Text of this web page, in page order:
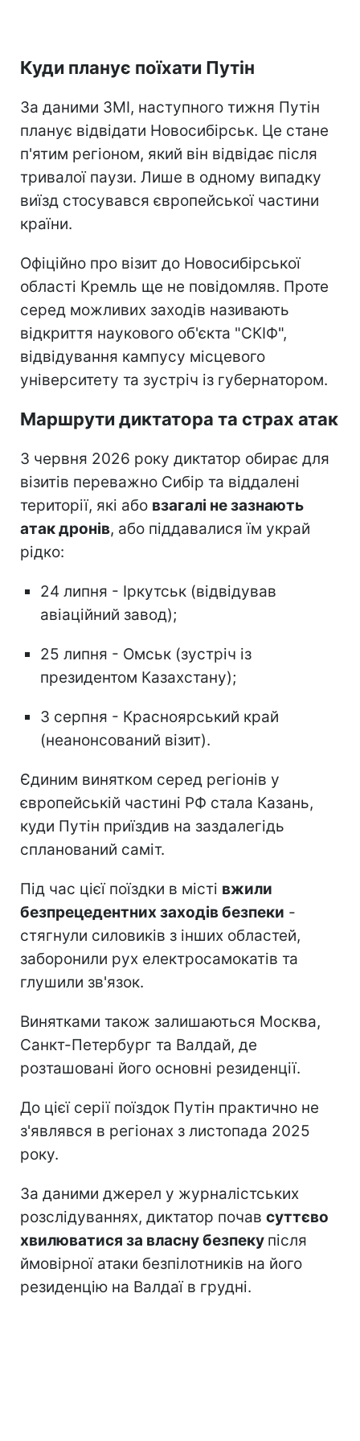
Куди планує поїхати Путін
За даними ЗМІ, наступного тижня Путін
планує відвідати Новосибірськ. Це стане
п'ятим регіоном, який він відвідає після
тривалої паузи. Лише в одному випадку
виїзд стосувався європейської частини
країни.
Офіційно про візит до Новосибірської
області Кремль ще не повідомляв. Проте
серед можливих заходів називають
відкриття наукового об'єкта "СКІФ",
відвідування кампусу місцевого
університету та зустріч із губернатором.
Маршрути диктатора та страх атак
З червня 2026 року диктатор обирає для
візитів переважно Сибір та віддалені
території, які або взагалі не зазнають
атак дронів, або піддавалися їм украй
рідко:
24 липня - Іркутськ (відвідував
авіаційний завод);
25 липня - Омськ (зустріч із
президентом Казахстану);
3 серпня - Красноярський край
(неанонсований візит).
Єдиним винятком серед регіонів у
європейській частині РФ стала Казань,
куди Путін приїздив на заздалегідь
спланований саміт.
Під час цієї поїздки в місті вжили
безпрецедентних заходів безпеки -
стягнули силовиків з інших областей,
заборонили рух електросамокатів та
глушили зв'язок.
Винятками також залишаються Москва,
Санкт-Петербург та Валдай, де
розташовані його основні резиденції.
До цієї серії поїздок Путін практично не
з'являвся в регіонах з листопада 2025
року.
За даними джерел у журналістських
розслідуваннях, диктатор почав суттєво
хвилюватися за власну безпеку після
ймовірної атаки безпілотників на його
резиденцію на Валдаї в грудні.